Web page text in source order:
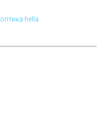
оптика hella